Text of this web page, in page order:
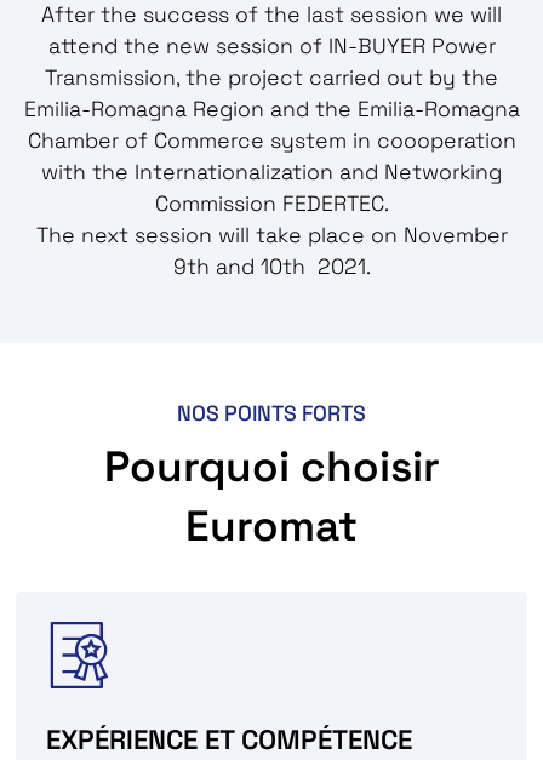
After the success of the last session we will
attend the new session of IN-BUYER Power
Transmission, the project carried out by the
Emilia-Romagna Region and the Emilia-Romagna
Chamber of Commerce system in coooperation
with the Internationalization and Networking
Commission FEDERTEC.
The next session will take place on November
9th and 10th 2021.
NOS POINTS FORTS
Pourquoi choisir
Euromat
EXPÉRIENCE ET COMPÉTENCE